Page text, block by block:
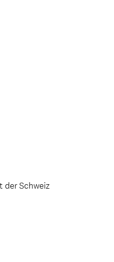
der Schweiz